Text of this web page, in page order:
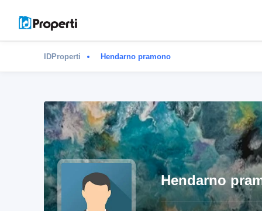
IDProperti Hendarno pramono
Hendarno